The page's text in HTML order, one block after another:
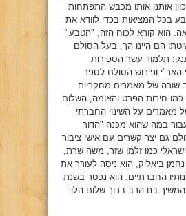
אותנו אותו מכבש התפתחות
בכל המציאות בכדי לוודא את
הוא קורא לכוח הזה, "הטבע"
הם היינו הך. בעל הסולם
תלמוד עשר הספירות
ופירוש הסולם לספר
שורה של מאמרים מחקריים
כמו חירות הפרט והאומה, השלום
מאמרים על השינוי החברתי
במה שהוא מכנה "הדור
גם יצר קשרים עם אישי ציבור
כמו זלמן שזר, משה שרת,
נחמן ביאליק, הוא ניסה לעורר את
החברתיים. הוא נפטר בשנת
המשיך בנו הרב ברוך שלום הלוי